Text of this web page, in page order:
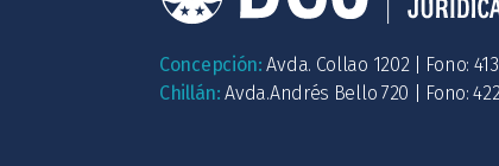
Concepción:Avda. Collao 1202 | Fono:
Chillán:Avda.Andrés Bello 720 | Fono: